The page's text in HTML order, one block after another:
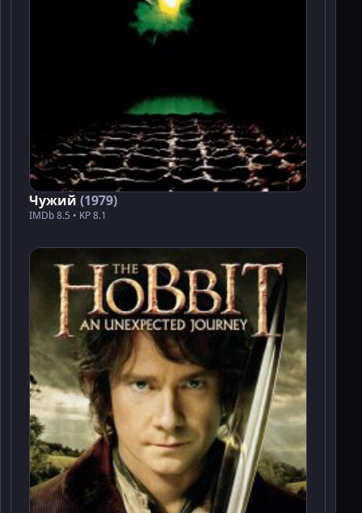
Чужий (1979)
IMDb 8.5 • KP 8.1